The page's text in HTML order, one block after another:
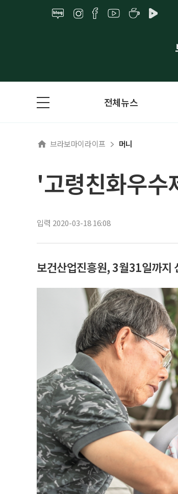
전체뉴스
브라보마이라이프 머니
'고령친화우수
입력 2020-03-18 16:08
보건산업진흥원, 3월31일까지